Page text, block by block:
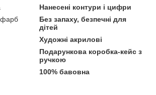
Нанесені контури і цифри
фарб
Без запаху, безпечні для
дітей
Художні акрилові
Подарункова коробка-кейс з
ручкою
100% бавовна